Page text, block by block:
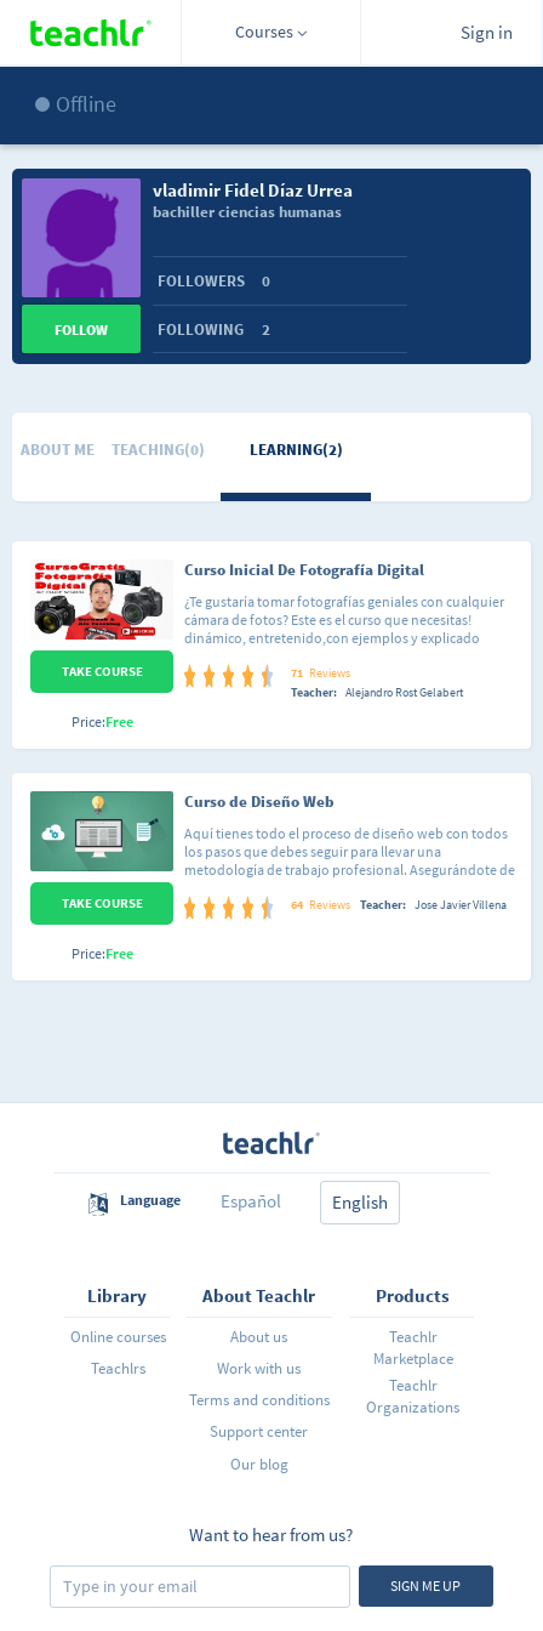
Courses Sign in
Offline
vladimir Fidel Díaz Urrea
bachiller ciencias humanas
FOLLOWERS 0
FOLLOWING 2
FOLLOW
ABOUT ME TEACHING(0) LEARNING(2)
Curso Inicial De Fotografía Digital
¿Te gustaría tomar fotografías geniales con cualquier
cámara de fotos? Este es el curso que necesitas!
dinámico, entretenido,con ejemplos y explicado
Composición Fotográfica: Regla de los terciosCentro
de interésDirección y flujoLíneasTemperatura del
71 Reviews
Teacher: Alejandro Rost Gelabert
TAKE COURSE
Price:Free
Curso de Diseño Web
Aquí tienes todo el proceso de diseño web con todos
los pasos que debes seguir para llevar una
metodología de trabajo profesional. Asegurándote de
varias veces algunas cosas por no haber seguido un
orden correcto. Con este curso conocerás paso a paso,
entrega de una página web.
64 Reviews Teacher: Jose Javier Villena
TAKE COURSE
Price:Free
Language Español English
Library
Online courses
Teachlrs
About Teachlr
About us
Work with us
Terms and conditions
Support center
Our blog
Products
Teachlr
Marketplace
Teachlr
Organizations
Want to hear from us?
SIGN ME UP